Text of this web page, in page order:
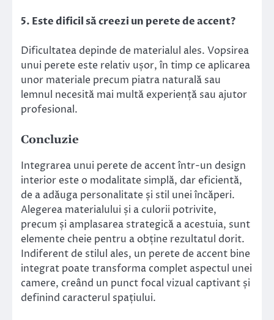
5. Este dificil să creezi un perete de accent?
Dificultatea depinde de materialul ales. Vopsirea
unui perete este relativ ușor, în timp ce aplicarea
unor materiale precum piatra naturală sau
lemnul necesită mai multă experiență sau ajutor
profesional.
Concluzie
Integrarea unui perete de accent într-un design
interior este o modalitate simplă, dar eficientă,
de a adăuga personalitate și stil unei încăperi.
Alegerea materialului și a culorii potrivite,
precum și amplasarea strategică a acestuia, sunt
elemente cheie pentru a obține rezultatul dorit.
Indiferent de stilul ales, un perete de accent bine
integrat poate transforma complet aspectul unei
camere, creând un punct focal vizual captivant și
definind caracterul spațiului.